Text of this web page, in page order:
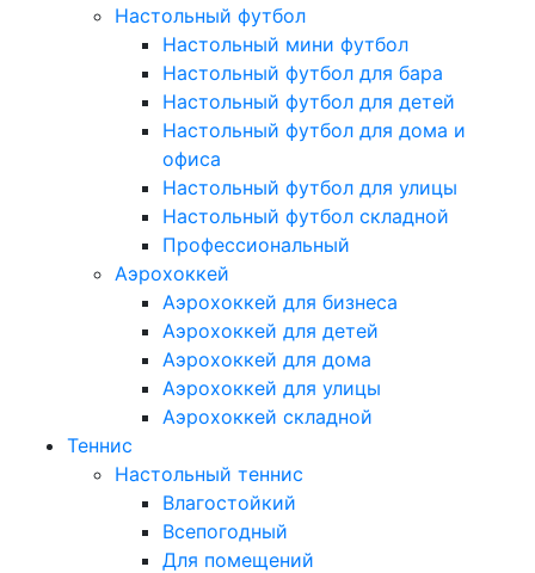
Настольный футбол
Настольный мини футбол
Настольный футбол для бара
Настольный футбол для детей
Настольный футбол для дома и
офиса
Настольный футбол для улицы
Настольный футбол складной
Профессиональный
Аэрохоккей
Аэрохоккей для бизнеса
Аэрохоккей для детей
Аэрохоккей для дома
Аэрохоккей для улицы
Аэрохоккей складной
Теннис
Настольный теннис
Влагостойкий
Всепогодный
Для помещений